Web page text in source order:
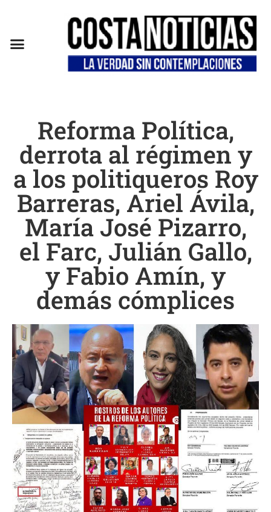
Reforma Política,
derrota al régimen y
a los politiqueros Roy
Barreras, Ariel Ávila,
María José Pizarro,
el Farc, Julián Gallo,
y Fabio Amín, y
demás cómplices